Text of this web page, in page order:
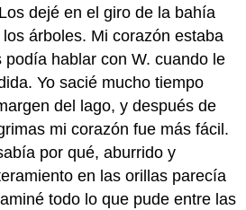
dejé en el giro de la bahía
árboles. Mi corazón estaba
hablar con W. cuando le
Yo sacié mucho tiempo
del lago, y después de
mi corazón fue más fácil.
por qué, aburrido y
en las orillas parecía
todo lo que pude entre las